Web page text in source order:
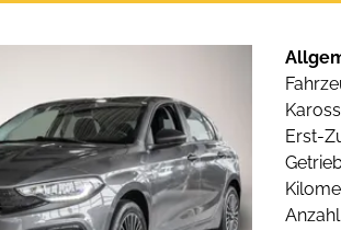
Erst-